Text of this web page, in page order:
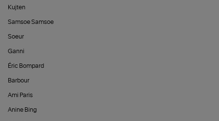
Kujten
Samsoe Samsoe
Soeur
Ganni
Éric Bompard
Barbour
Ami Paris
Anine Bing